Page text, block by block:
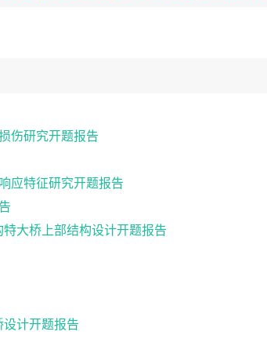
伤研究开题报告
应特征研究开题报告
大桥上部结构设计开题报告
计开题报告